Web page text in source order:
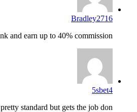
Bradley2716
and earn up to 40% commission!...
5sbet4
standard but gets the job don...